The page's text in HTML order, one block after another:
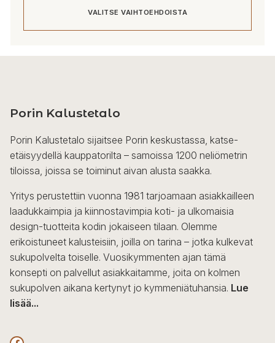
VALITSE VAIHTOEHDOISTA
muunnelma.
tehdä
valinnat
tuotteen
sivulla.
Porin Kalustetalo
Porin Kalustetalo sijaitsee Porin keskustassa, katse-
etäisyydellä kauppatorilta – samoissa 1200 neliömetrin
tiloissa, joissa se toiminut aivan alusta saakka.
Yritys perustettiin vuonna 1981 tarjoamaan asiakkailleen
laadukkaimpia ja kiinnostavimpia koti- ja ulkomaisia
design-tuotteita kodin jokaiseen tilaan. Olemme
erikoistuneet kalusteisiin, joilla on tarina – jotka kulkevat
sukupolvelta toiselle. Vuosikymmenten ajan tämä
konsepti on palvellut asiakkaitamme, joita on kolmen
sukupolven aikana kertynyt jo kymmeniätuhansia. Lue
lisää...